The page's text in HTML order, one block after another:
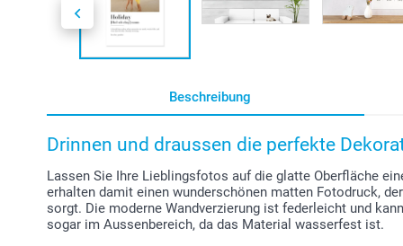
Beschreibung
Drinnen und draussen die perfekte
Lassen Sie Ihre Lieblingsfotos auf die glatte Oberfläche
erhalten damit einen wunderschönen matten Fotodruck,
sorgt. Die moderne Wandverzierung ist federleicht und
sogar im Aussenbereich, da das Material wasserfest ist.